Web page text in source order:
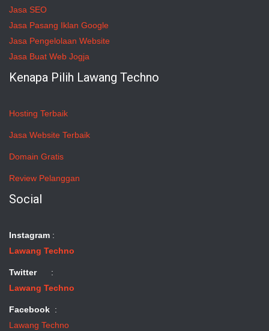
Jasa SEO
Jasa Pasang Iklan Google
Jasa Pengelolaan Website
Jasa Buat Web Jogja
Kenapa Pilih Lawang Techno
Hosting Terbaik
Jasa Website Terbaik
Domain Gratis
Review Pelanggan
Social
Instagram :
Lawang Techno
Twitter:
Lawang Techno
Facebook :
Lawang Techno